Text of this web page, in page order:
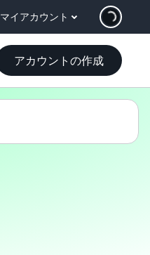
マイアカウント
アカウントの作成